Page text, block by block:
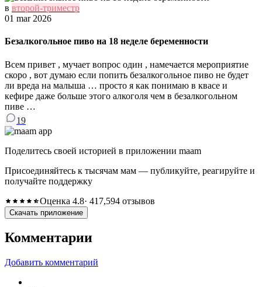
в второй-триместр
01 mar 2026
Безалкогольное пиво на 18 неделе беременности
Всем привет , мучает вопрос один , намечается мероприятие
скоро , вот думаю если попить безалкогольное пиво не будет
ли вреда на малыша … просто я как понимаю в квасе и
кефире даже больше этого алкоголя чем в безалкогольном
пиве …
19
Поделитесь своей историей в приложении maam
Присоединяйтесь к тысячам мам — публикуйте, реагируйте и
получайте поддержку
Оценка 4.8· 417,594 отзывов
Скачать приложение
Комментарии
Добавить комментарий